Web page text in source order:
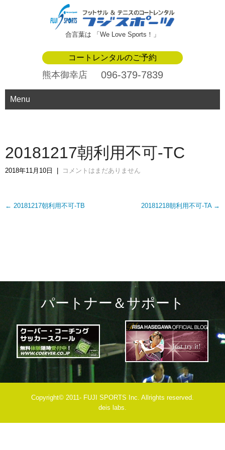
合言葉は 「We Love Sports！」
コートレンタルのご予約
熊本御幸店 096-379-7839
Menu
20181217朝利用不可-TC
2018年11月10日 コメントはまだありません
Post
← 20181217朝利用不可-TB 20181218朝利用不可-TA →
パートナー＆サポート
Copyright© 2011- FUJI SPORTS Inc. Allrights reserved.
deis labs.